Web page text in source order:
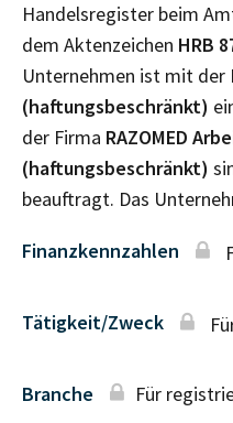
Handelsregister beim
dem Aktenzeichen HRB
Unternehmen ist mit der
(haftungsbeschränkt)
der Firma RAZOMED
(haftungsbeschränkt)
beauftragt. Das
Finanzkennzahlen
Tätigkeit/Zweck
Branche Für